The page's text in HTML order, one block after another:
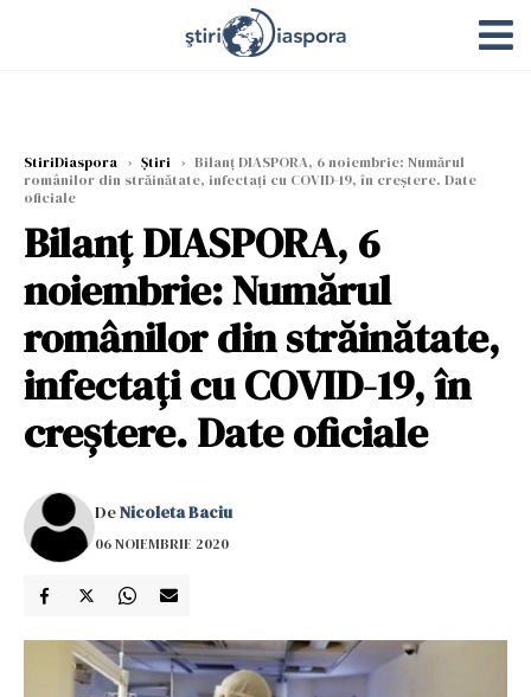
StiriDiaspora › Știri › Bilanţ DIASPORA, 6 noiembrie: Numărul
românilor din străinătate, infectaţi cu COVID-19, în creştere. Date
oficiale
Bilanţ DIASPORA, 6
noiembrie: Numărul
românilor din străinătate,
infectaţi cu COVID-19, în
creştere. Date oficiale
DeNicoleta Baciu
06 NOIEMBRIE 2020